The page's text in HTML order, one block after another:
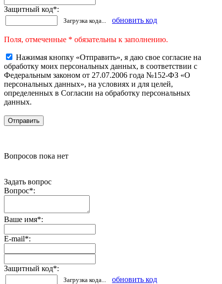
Защитный код*:
Загрузка кода... обновить код
Поля, отмеченные * обязательны к заполнению.
Нажимая кнопку «Отправить», я даю свое согласие на
обработку моих персональных данных, в соответствии с
Федеральным законом от 27.07.2006 года №152-ФЗ «О
персональных данных», на условиях и для целей,
определенных в Согласии на обработку персональных
данных.
Вопросов пока нет
Задать вопрос
Вопрос*:
Ваше имя*:
E-mail*:
Защитный код*:
Загрузка кода... обновить код